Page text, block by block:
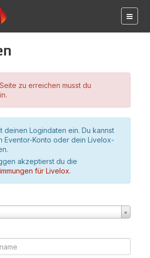
zu erreichen musst du
deinen Logindaten ein. Du kannst
Eventor-Konto oder dein Livelox-
akzeptierst du die
für Livelox.